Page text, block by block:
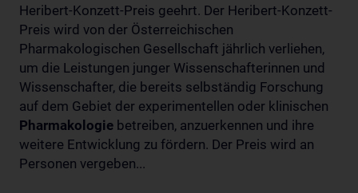
Heribert-Konzett-Preis geehrt. Der Heribert-Konzett-
Preis wird von der Österreichischen
Pharmakologischen Gesellschaft jährlich verliehen,
um die Leistungen junger Wissenschafterinnen und
Wissenschafter, die bereits selbständig Forschung
auf dem Gebiet der experimentellen oder klinischen
Pharmakologie betreiben, anzuerkennen und ihre
weitere Entwicklung zu fördern. Der Preis wird an
Personen vergeben...